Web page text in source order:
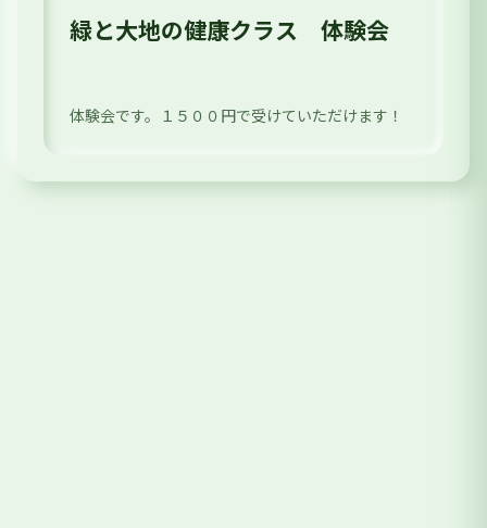
緑と大地の健康クラス 体験会
体験会です。１５００円で受けていただけます！